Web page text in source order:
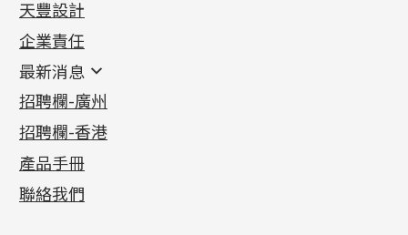
足金配件
機織鏈系列
珠仔鏈
镶口链
管狀網鏈
十字車花鏈系列
十字閃O鏈系列
十字錘打鏈系列
側身車花鏈系列
側身鏈系列
首飾配件
耳環類配件
卷迫系列
螺絲迫系列
梅花迫系列
平臺迫系列
綫拍系列
美拍系列
鏈類配件
動感車花吊墜
調節珠系列
生圈扣系列
龍蝦扣系列
鴨俐制系列
其他類配件
珠盤系列
袖口鈕系列
焊片及鐳射綫
空心車花管
珠類配件
無孔光身珠
空心光身珠
無孔批花珠
鑲口類
四爪頭系列
六爪頭系列
車花片
動感車花片
鑲口戒指
鑲口手鏈系列
首飾系列
手镯系列
戒指系列
空心耳環
空心车花管首饰链
空心手鐲系列
貴金屬原料
千足金
記憶金屬系列
記憶戒指
拉簧珠珠手鏈
記憶鈦手鐲
天豐設計
企業責任
最新消息
最新消息
各項證書(2)
相片集(9)
展覽會資訊
最新產品資訊
招聘欄-廣州
招聘欄-香港
產品手冊
聯絡我們